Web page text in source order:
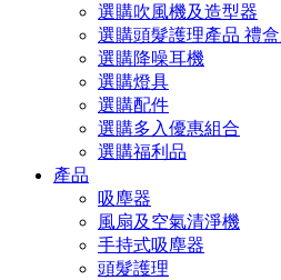
選購吹風機及造型器
選購頭髮護理產品 禮
選購降噪耳機
選購燈具
選購配件
選購多入優惠組合
選購福利品
產品
吸塵器
風扇及空氣清淨機
手持式吸塵器
頭髮護理